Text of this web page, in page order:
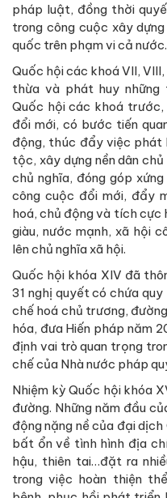
pháp luật, đồng thời
trong công cuộc xây
quốc trên phạm vi cả nước.
Quốc hội các khoá VII,
thừa và phát huy những
Quốc hội các khoá trước,
đổi mới, có bước tiến
động, thúc đẩy việc phát
tộc, xây dựng nền dân
chủ nghĩa, đóng góp
công cuộc đổi mới, đẩy
hoá, chủ động và tích cực
giàu, nước mạnh, xã hội
lên chủ nghĩa xã hội.
Quốc hội khóa XIV đã
31 nghị quyết có chứa
chế hoá chủ trương,
hóa, đưa Hiến pháp năm
định vai trò quan trọng
chế của Nhà nước pháp
Nhiệm kỳ Quốc hội khóa
đường. Những năm đầu
động nặng nề của đại
bất ổn về tình hình địa
hậu, thiên tai…đặt ra
trong việc hoàn thiện